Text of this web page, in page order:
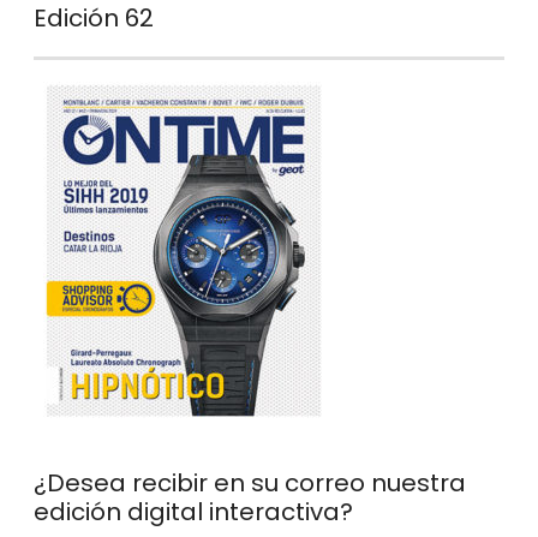
Edición 62
¿Desea recibir en su correo nuestra
edición digital interactiva?